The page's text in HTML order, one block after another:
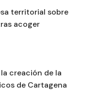
territorial sobre
acoger
creación de la
de Cartagena